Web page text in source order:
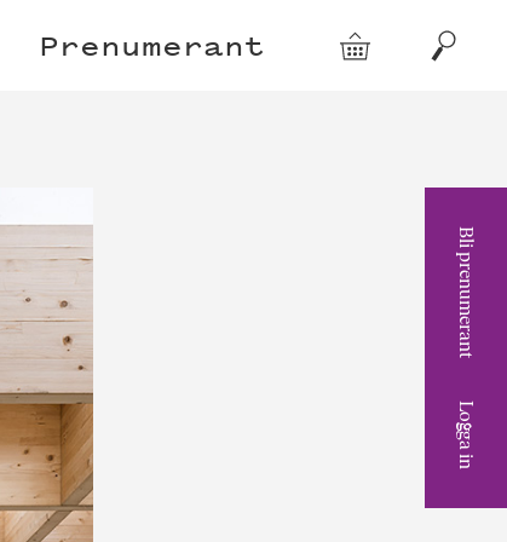
Prenumerant Varukorg Sök
Bli prenumerant
Logga in